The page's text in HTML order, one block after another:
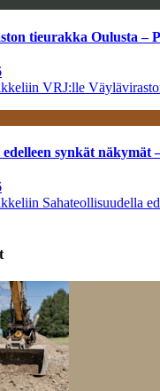
tieurakka Oulusta –
VRJ:lle
edelleen synkät
Sahateollisuudella